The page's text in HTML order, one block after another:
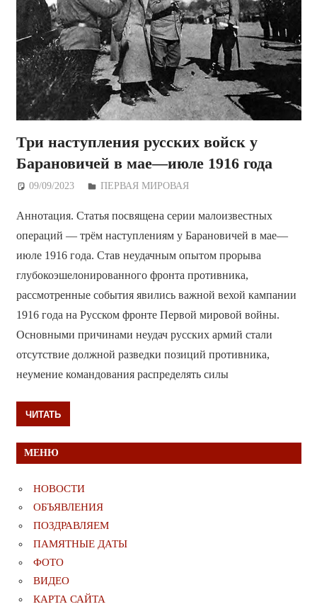
Три наступления русских войск у
Барановичей в мае—июле 1916 года
09/09/2023 Дежурный по Редакции
ПЕРВАЯ МИРОВАЯ
Аннотация. Статья посвящена серии малоизвестных
операций — трём наступлениям у Барановичей в мае—
июле 1916 года. Став неудачным опытом прорыва
глубокоэшелонированного фронта противника,
рассмотренные события явились важной вехой кампании
1916 года на Русском фронте Первой мировой войны.
Основными причинами неудач русских армий стали
отсутствие должной разведки позиций противника,
неумение командования распределять силы
ЧИТАТЬ
МЕНЮ
НОВОСТИ
ОБЪЯВЛЕНИЯ
ПОЗДРАВЛЯЕМ
ПАМЯТНЫЕ ДАТЫ
ФОТО
ВИДЕО
КАРТА САЙТА